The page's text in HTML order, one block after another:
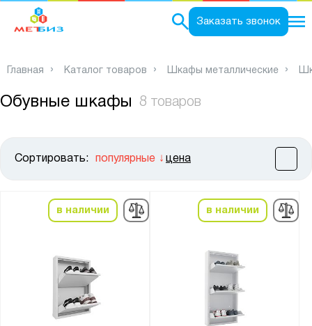
Заказать звонок
Главная Каталог товаров Шкафы металлические
Обувные шкафы 8 товаров
Сортировать: популярные цена
в наличии в наличии
Ширина, мм: